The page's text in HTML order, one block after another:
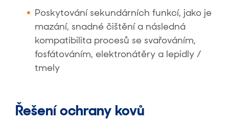
Poskytování sekundárních funkcí, jako je
mazání, snadné čištění a následná
kompatibilita procesů se svařováním,
fosfátováním, elektronátěry a lepidly /
tmely
Řešení ochrany kovů